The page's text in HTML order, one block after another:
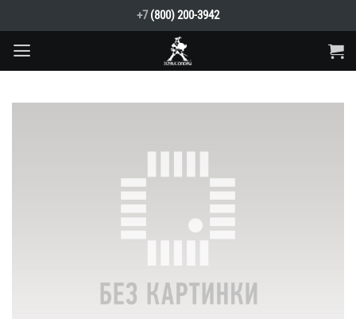
to
content
+7 (800) 200-3942